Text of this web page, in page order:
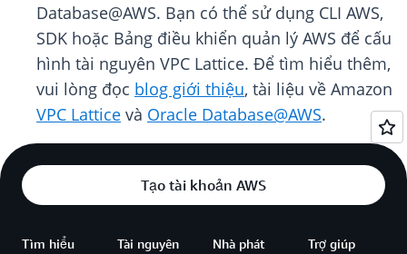
Database@AWS. Bạn có thể sử dụng CLI AWS,
SDK hoặc Bảng điều khiển quản lý AWS để cấu
hình tài nguyên VPC Lattice. Để tìm hiểu thêm,
vui lòng đọc blog giới thiệu, tài liệu về Amazon
VPC Lattice và Oracle Database@AWS.
Tạo tài khoản AWS
Tìm hiểu Tài nguyên
Nhà phát
Trợ giúp